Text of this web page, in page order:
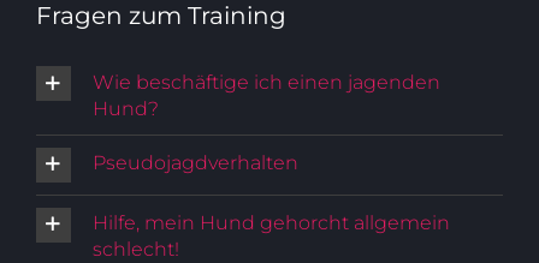
Fragen zum Training
Wie beschäftige ich einen jagenden
Hund?
Pseudojagdverhalten
Hilfe, mein Hund gehorcht allgemein
schlecht!